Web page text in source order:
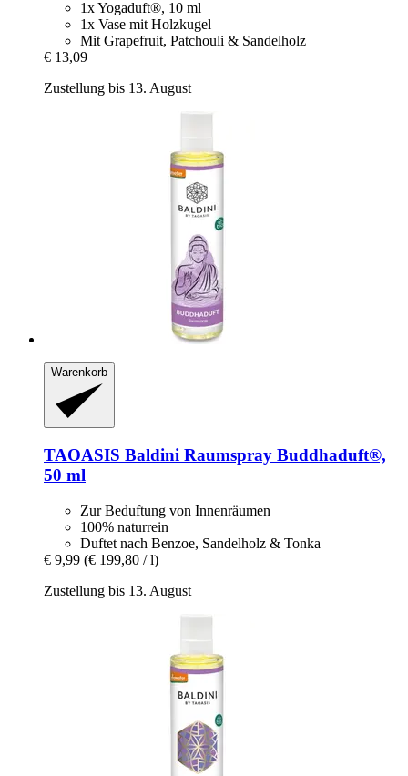
1x Yogaduft®, 10 ml
1x Vase mit Holzkugel
Mit Grapefruit, Patchouli & Sandelholz
€ 13,09
Zustellung bis 13. August
Warenkorb
TAOASIS Baldini Raumspray Buddhaduft®,
50 ml
Zur Beduftung von Innenräumen
100% naturrein
Duftet nach Benzoe, Sandelholz & Tonka
€ 9,99 (€ 199,80 / l)
Zustellung bis 13. August